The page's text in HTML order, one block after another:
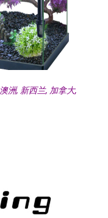
洲, 新西兰, 加拿大,